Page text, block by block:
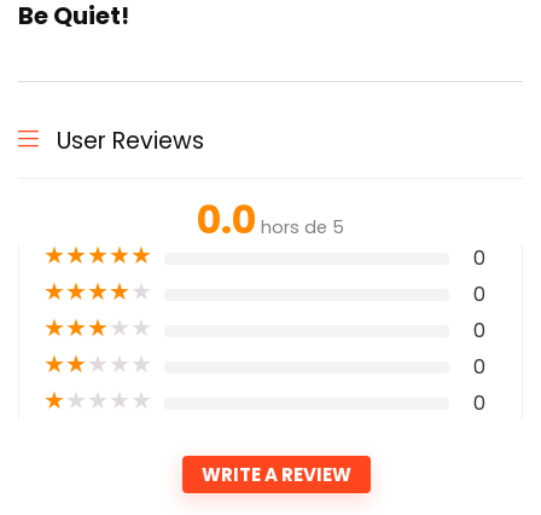
Be Quiet!
User Reviews
0.0 hors de 5
★★★★★ 0
★★★★★ 0
★★★★★ 0
★★★★★ 0
★★★★★ 0
WRITE A REVIEW